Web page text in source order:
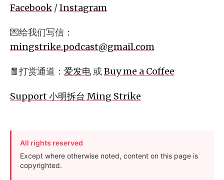
Facebook /Instagram
💌给我们写信：
mingstrike.podcast@gmail.com
🧧打赏通道： 爱发电或Buy me a Coffee
Support 小明拆台 Ming Strike
All rights reserved
Except where otherwise noted, content on this page is
copyrighted.